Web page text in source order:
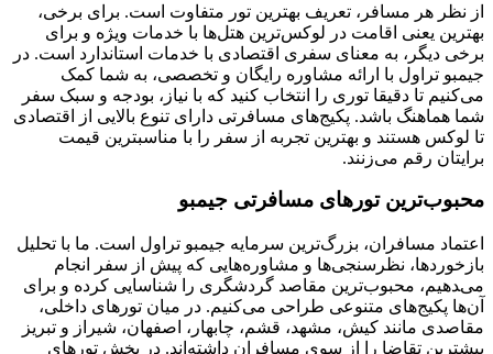
از نظر هر مسافر، تعریف بهترین تور متفاوت است. برای برخی،
بهترین یعنی اقامت در لوکس‌ترین هتل‌ها با خدمات ویژه و برای
برخی دیگر، به معنای سفری اقتصادی با خدمات استاندارد است. در
جیمبو تراول با ارائه مشاوره رایگان و تخصصی، به شما کمک
می‌کنیم تا دقیقا توری را انتخاب کنید که با نیاز، بودجه و سبک سفر
شما هماهنگ باشد. پکیج‌های مسافرتی دارای تنوع بالایی از اقتصادی
تا لوکس هستند و بهترین تجربه از سفر را با مناسبترین قیمت
برایتان رقم می‌زنند.
محبوب‌ترین تورهای مسافرتی جیمبو
اعتماد مسافران، بزرگ‌ترین سرمایه جیمبو تراول است. ما با تحلیل
بازخوردها، نظرسنجی‌ها و مشاوره‌هایی که پیش از سفر انجام
می‌‍دهیم، محبوب‌ترین مقاصد گردشگری را شناسایی کرده و برای
آن‌ها پکیج‌های متنوعی طراحی می‌کنیم. در میان تورهای داخلی،
مقاصدی مانند کیش، مشهد، قشم، چابهار، اصفهان، شیراز و تبریز
بیشترین تقاضا را از سوی مسافران داشته‌اند. در بخش تورهای